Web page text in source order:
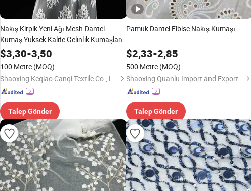
Nakış Kirpik Yeni Ağı Mesh Dantel
Kumaş Yüksek Kalite Gelinlik Kumaşları
$3,30-3,50
100 Metre (MOQ)
Shaoxing Keqiao Canqi Textile Co., Ltd.
Talep Gönder
Pamuk Dantel Elbise Nakış Kumaşı
$2,33-2,85
500 Metre (MOQ)
Shaoxing Quanlu Import and Export Co., Ltd.
Talep Gönder